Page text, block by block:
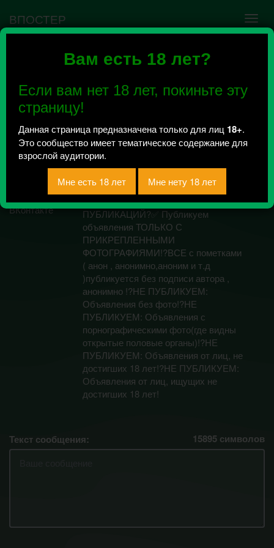
Вам есть 18 лет?
Если вам нет 18 лет, покиньте эту
страницу!
Данная страница предназначена только для лиц 18+.
Это сообщество имеет тематическое содержание для
взрослой аудитории.
ВПОСТЕР
Ошибка VK API #5
сообщества нужно авторизоваться на сервисе
повторно.
Пошлая Калуга
Всего 4, за сегодня 0 сообщений
отправлено / Рейтинг 0
О компании:? ПРАВИЛА
ПУБЛИКАЦИЙ?✅ Публикуем
объявления ТОЛЬКО С
ПРИКРЕПЛЕННЫМИ
ФОТОГРАФИЯМИ!?ВСЕ с пометками
( анон , анонимно,аноним и т.д
)публикуется без подписи автора ,
анонимно !?НЕ ПУБЛИКУЕМ:
Объявления без фото!?НЕ
ПУБЛИКУЕМ: Объявления с
порнографическими фото(где видны
открытые половые органы)!?НЕ
ПУБЛИКУЕМ: Объявления от лиц, не
достигших 18 лет!?НЕ ПУБЛИКУЕМ:
Объявления от лиц, ищущих не
достигших 18 лет!
Текст сообщения: 15895 символов